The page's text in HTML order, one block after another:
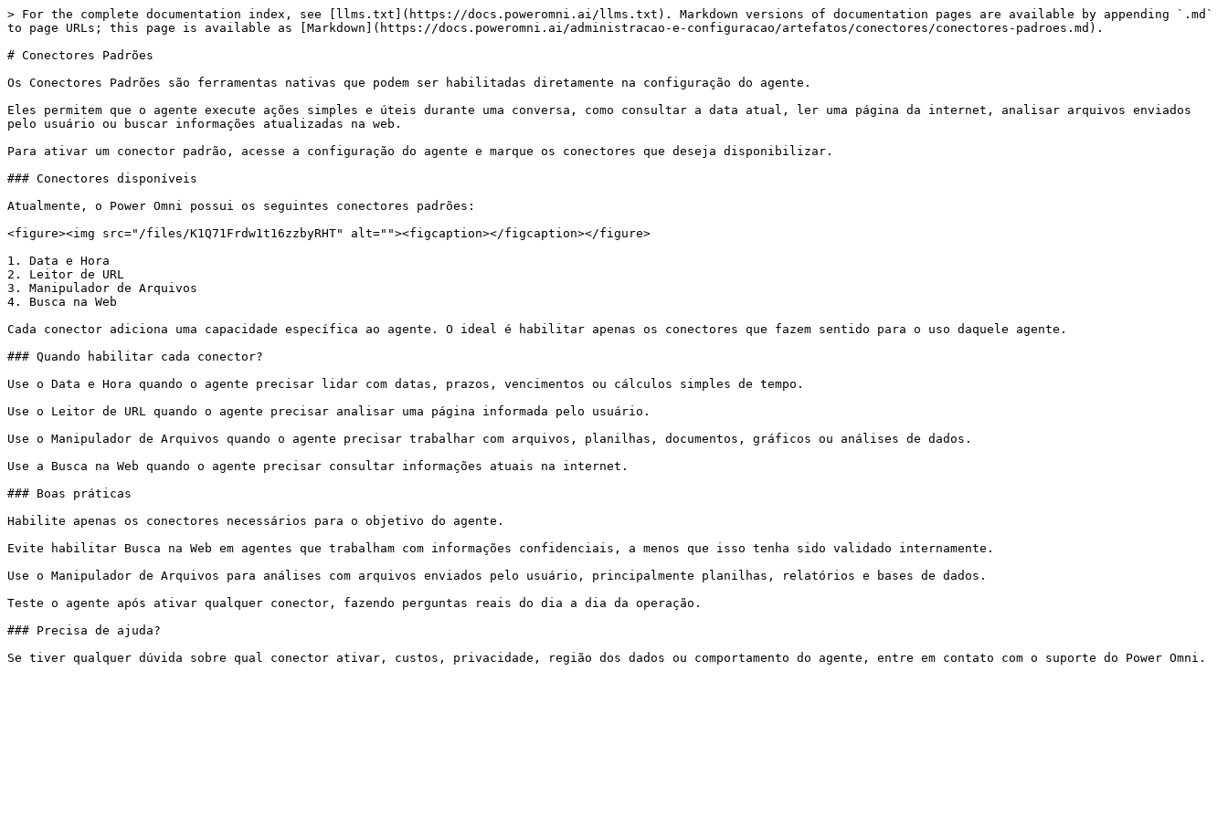
> For the complete documentation index, see [llms.txt](https://docs.poweromni.ai/llms.txt). Markdown versions of documentation pages are available by appending `.md`
to page URLs; this page is available as [Markdown](https://docs.poweromni.ai/administracao-e-configuracao/artefatos/conectores/conectores-padroes.md).
# Conectores Padrões
Os Conectores Padrões são ferramentas nativas que podem ser habilitadas diretamente na configuração do agente.
Eles permitem que o agente execute ações simples e úteis durante uma conversa, como consultar a data atual, ler uma página da internet, analisar arquivos enviados
pelo usuário ou buscar informações atualizadas na web.
Para ativar um conector padrão, acesse a configuração do agente e marque os conectores que deseja disponibilizar.
### Conectores disponíveis
Atualmente, o Power Omni possui os seguintes conectores padrões:
<figure><img src="/files/K1Q71Frdw1t16zzbyRHT" alt=""><figcaption></figcaption></figure>
1. Data e Hora
2. Leitor de URL
3. Manipulador de Arquivos
4. Busca na Web
Cada conector adiciona uma capacidade específica ao agente. O ideal é habilitar apenas os conectores que fazem sentido para o uso daquele agente.
### Quando habilitar cada conector?
Use o Data e Hora quando o agente precisar lidar com datas, prazos, vencimentos ou cálculos simples de tempo.
Use o Leitor de URL quando o agente precisar analisar uma página informada pelo usuário.
Use o Manipulador de Arquivos quando o agente precisar trabalhar com arquivos, planilhas, documentos, gráficos ou análises de dados.
Use a Busca na Web quando o agente precisar consultar informações atuais na internet.
### Boas práticas
Habilite apenas os conectores necessários para o objetivo do agente.
Evite habilitar Busca na Web em agentes que trabalham com informações confidenciais, a menos que isso tenha sido validado internamente.
Use o Manipulador de Arquivos para análises com arquivos enviados pelo usuário, principalmente planilhas, relatórios e bases de dados.
Teste o agente após ativar qualquer conector, fazendo perguntas reais do dia a dia da operação.
### Precisa de ajuda?